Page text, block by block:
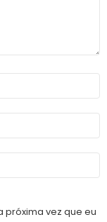
próxima vez que eu